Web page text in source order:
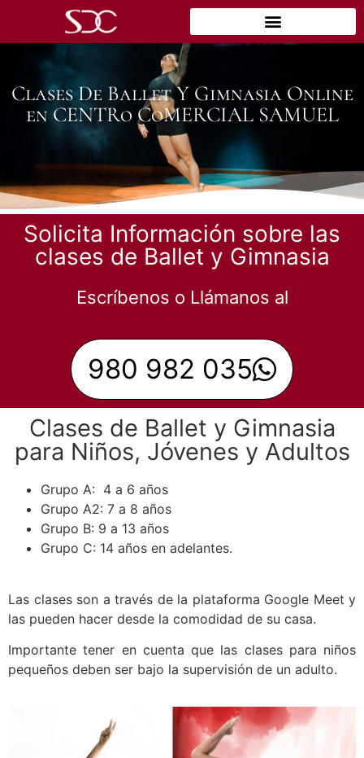
Clases De Ballet Y Gimnasia Online
en CENTRo CoMERCIAL SAMUEL
Solicita Información sobre las
clases de Ballet y Gimnasia
Escríbenos o Llámanos al
980 982 035
Clases de Ballet y Gimnasia
para Niños, Jóvenes y Adultos
Grupo A: 4 a 6 años
Grupo A2: 7 a 8 años
Grupo B: 9 a 13 años
Grupo C: 14 años en adelantes.
Las clases son a través de la plataforma Google Meet y
las pueden hacer desde la comodidad de su casa.
Importante tener en cuenta que las clases para niños
pequeños deben ser bajo la supervisión de un adulto.